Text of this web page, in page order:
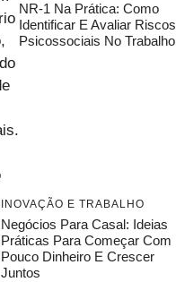
NR-1 Na Prática: Como
Identificar E Avaliar Riscos
Psicossociais No Trabalho
INOVAÇÃO E TRABALHO
Negócios Para Casal: Ideias
Práticas Para Começar Com
Pouco Dinheiro E Crescer
Juntos